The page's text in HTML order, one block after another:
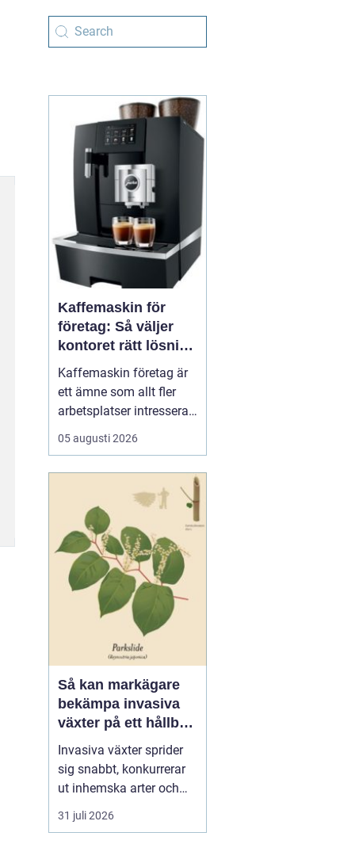
Kaffemaskin för
företag: Så väljer
kontoret rätt lösning
för kaffe på jobbet
Kaffemaskin företag är
ett ämne som allt fler
arbetsplatser intresserar
sig för när de vill höja
trivsel och effektivitet på
arbetsdagen, och många
medarbetare up...
05 augusti 2026
Så kan markägare
bekämpa invasiva
växter på ett hållbart
sätt
Invasiva växter sprider
sig snabbt, konkurrerar
ut inhemska arter och
kan på sikt förändra hela
ekosystem. De orsakar
31 juli 2026